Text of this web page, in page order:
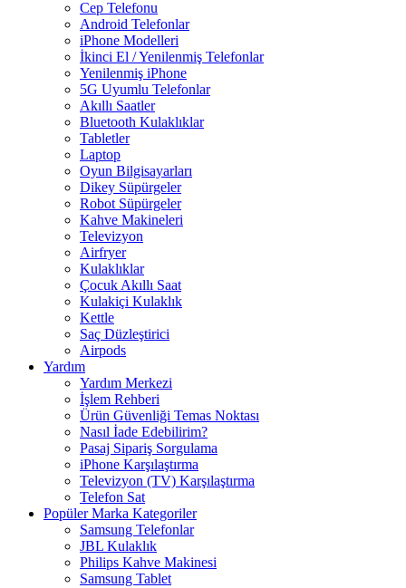
Cep Telefonu
Android Telefonlar
iPhone Modelleri
İkinci El / Yenilenmiş Telefonlar
Yenilenmiş iPhone
5G Uyumlu Telefonlar
Akıllı Saatler
Bluetooth Kulaklıklar
Tabletler
Laptop
Oyun Bilgisayarları
Dikey Süpürgeler
Robot Süpürgeler
Kahve Makineleri
Televizyon
Airfryer
Kulaklıklar
Çocuk Akıllı Saat
Kulakiçi Kulaklık
Kettle
Saç Düzleştirici
Airpods
Yardım
Yardım Merkezi
İşlem Rehberi
Ürün Güvenliği Temas Noktası
Nasıl İade Edebilirim?
Pasaj Sipariş Sorgulama
iPhone Karşılaştırma
Televizyon (TV) Karşılaştırma
Telefon Sat
Popüler Marka Kategoriler
Samsung Telefonlar
JBL Kulaklık
Philips Kahve Makinesi
Samsung Tablet